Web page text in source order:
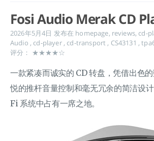
Fosi Audio Merak CD
2026年5月4日 发布在 homepage, reviews, cd-
Audio , cd-player , cd-transport , CS43131 ,
评分： ★★★★☆
一款紧凑而诚实的 CD 转盘，凭借出色
悦的推杆音量控制和毫无冗余的简洁设
Fi 系统中占有一席之地。